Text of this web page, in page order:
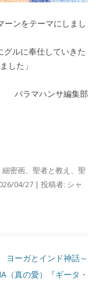
ンをテーマにしまし
ルに奉仕していきた
した」
パラマハンサ編集部
細密画 聖者と教え
聖
04/27 | 投稿者: シャ
ヨーガとインド神話～
（真の愛）『ギータ・